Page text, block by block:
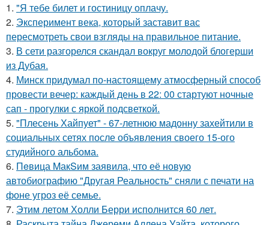
1. "Я тебе билет и гостиницу оплачу.
2. Эксперимент века, который заставит вас
пересмотреть свои взгляды на правильное питание.
3. В сети разгорелся скандал вокруг молодой блогерши
из Дубая.
4. Минск придумал по-настоящему атмосферный способ
провести вечер: каждый день в 22: 00 стартуют ночные
сап - прогулки с яркой подсветкой.
5. "Плесень Хайпует" - 67-летнюю мадонну захейтили в
социальных сетях после объявления своего 15-ого
студийного альбома.
6. Пeвица MакSим заявила, что её новую
автобиографию "Другая Реальность" сняли с печати на
фоне угроз её семье.
7. Этим летом Холли Берри исполнится 60 лет.